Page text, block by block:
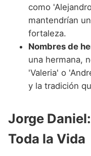
como
mantendrían
fortaleza.
Nombres de
una hermana,
'Valeria' o
y la tradición
Jorge
Toda la Vida